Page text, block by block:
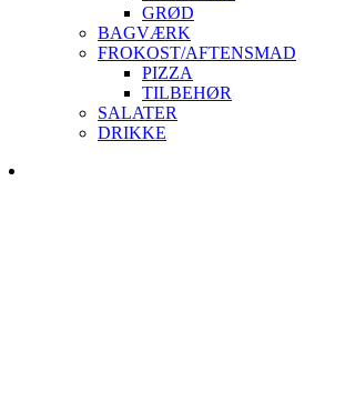
GRØD
BAGVÆRK
FROKOST/AFTENSMAD
PIZZA
TILBEHØR
SALATER
DRIKKE
Skip